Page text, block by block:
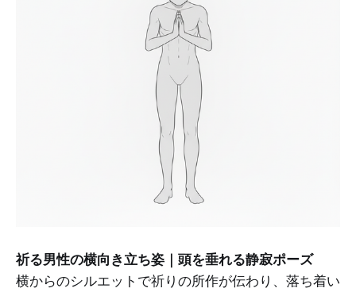
祈る男性の横向き立ち姿｜頭を垂れる静寂ポーズ
横からのシルエットで祈りの所作が伝わり、落ち着い